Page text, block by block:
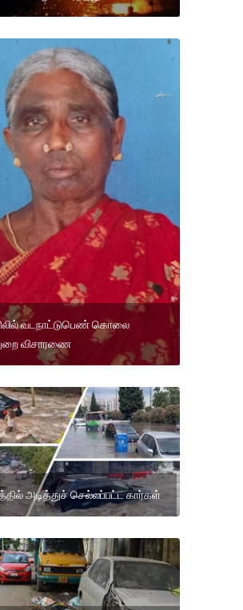
வடநாட்டுபெண் கொலை
விசாரணை
அடித்துச் செல்லப்பட்ட கார்கள்